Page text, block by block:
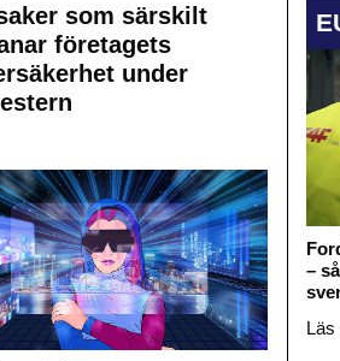
som särskilt
företagets
under
–
Läs